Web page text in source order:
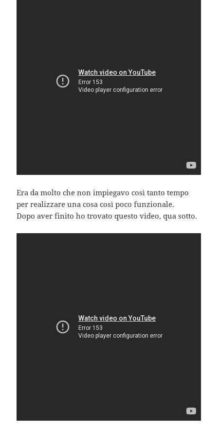
Era da molto che non impiegavo così tanto tempo
per realizzare una cosa così poco funzionale.
Dopo aver finito ho trovato questo video, qua sotto.